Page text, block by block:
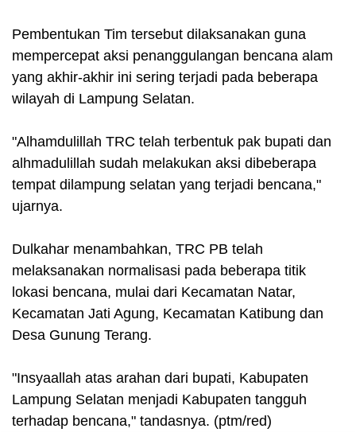
Pembentukan Tim tersebut dilaksanakan guna
mempercepat aksi penanggulangan bencana alam
yang akhir-akhir ini sering terjadi pada beberapa
wilayah di Lampung Selatan.
"Alhamdulillah TRC telah terbentuk pak bupati dan
alhmadulillah sudah melakukan aksi dibeberapa
tempat dilampung selatan yang terjadi bencana,"
ujarnya.
Dulkahar menambahkan, TRC PB telah
melaksanakan normalisasi pada beberapa titik
lokasi bencana, mulai dari Kecamatan Natar,
Kecamatan Jati Agung, Kecamatan Katibung dan
Desa Gunung Terang.
"Insyaallah atas arahan dari bupati, Kabupaten
Lampung Selatan menjadi Kabupaten tangguh
terhadap bencana," tandasnya. (ptm/red)